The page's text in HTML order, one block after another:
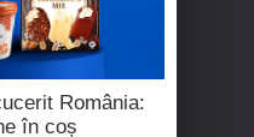
România:
în coș